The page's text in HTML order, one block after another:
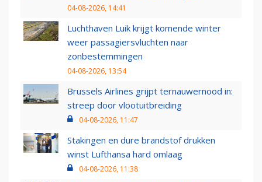
04-08-2026, 14:41
Luchthaven Luik krijgt komende winter
weer passagiersvluchten naar
zonbestemmingen
04-08-2026, 13:54
Brussels Airlines grijpt ternauwernood in:
streep door vlootuitbreiding
04-08-2026, 11:47
Stakingen en dure brandstof drukken
winst Lufthansa hard omlaag
04-08-2026, 11:38